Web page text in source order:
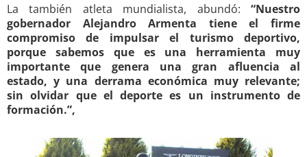
La también atleta mundialista, abundó: “Nuestro
gobernador Alejandro Armenta tiene el firme
compromiso de impulsar el turismo deportivo,
porque sabemos que es una herramienta muy
importante que genera una gran afluencia al
estado, y una derrama económica muy relevante;
sin olvidar que el deporte es un instrumento de
formación.”,